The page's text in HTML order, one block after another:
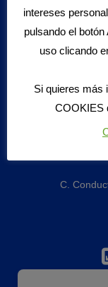
Biblioteca
C.
intereses
pulsando el
uso clicando
Si quieres más
COOKIES